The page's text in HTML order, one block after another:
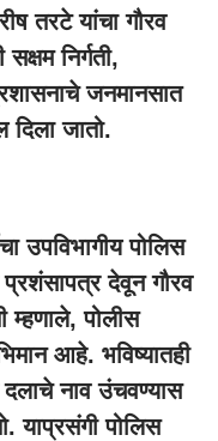
तरटे यांचा गौरव
निर्गती,
जनमानसात
दिला जातो.
उपविभागीय पोलिस
प्रशंसापत्र देवून गौरव
म्हणाले, पोलीस
आहे. भविष्यातही
नाव उंचवण्यास
याप्रसंगी पोलिस